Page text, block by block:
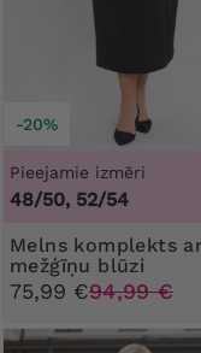
-20%
Pieejamie izmēri
48/50, 52/54
Melns komplekts ar
mežģīņu blūzi
75,99 €94,99 €